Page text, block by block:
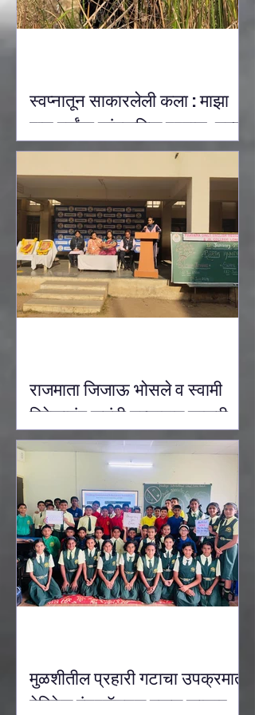
स्वप्नातून साकारलेली कला : माझा
पाच वर्षांचा सांस्कृतिक प्रवास: उल्का
देवऱुखकर
राजमाता जिजाऊ भोसले व स्वामी
विवेकानंद जयंती उत्साहात साजरी
करण्यात आली.
मुळशीतील प्रहारी गटाचा उपक्रमात
हेरिटेज इंटरनॅशनल स्कूल कासार